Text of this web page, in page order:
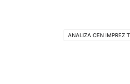
ANALIZA CEN IMPREZ